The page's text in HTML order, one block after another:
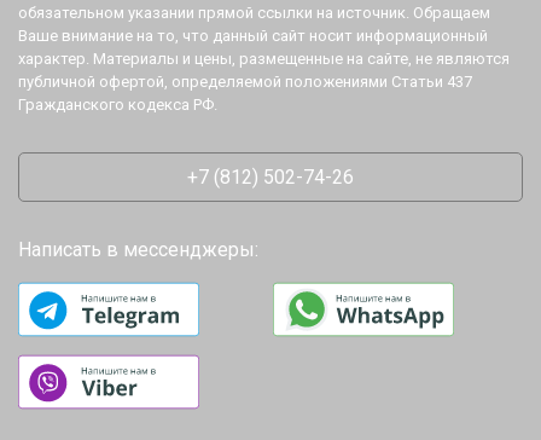
обязательном указании прямой ссылки на источник. Обращаем
Ваше внимание на то, что данный сайт носит информационный
характер. Материалы и цены, размещенные на сайте, не являются
публичной офертой, определяемой положениями Статьи 437
Гражданского кодекса РФ.
+7 (812) 502-74-26
Написать в мессенджеры: